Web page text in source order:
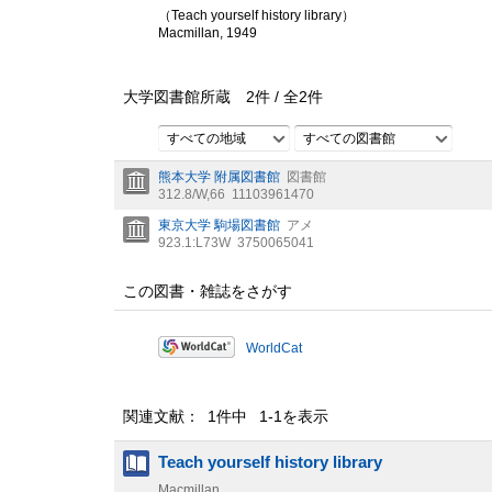
（Teach yourself history library）
Macmillan, 1949
大学図書館所蔵 2件 / 全2件
すべての地域 すべての図書館
熊本大学 附属図書館 図書館
312.8/W,66 11103961470
東京大学 駒場図書館 アメ
923.1:L73W 3750065041
この図書・雑誌をさがす
WorldCat
関連文献： 1件中 1-1を表示
Teach yourself history library